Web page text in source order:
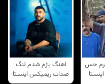
حس
اهنگ بازم شدم لنگ
صدات ریمیکس اینستا